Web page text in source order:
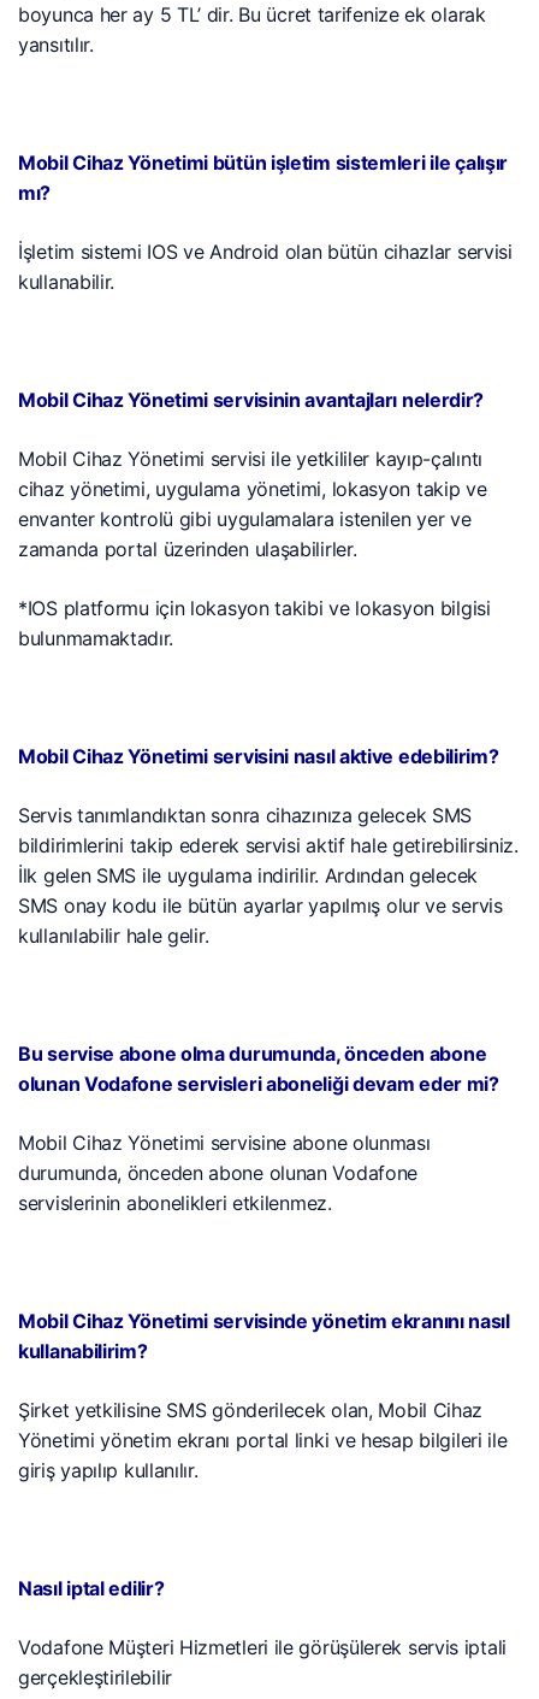
boyunca her ay 5 TL’ dir. Bu ücret tarifenize ek olarak
yansıtılır.
Mobil Cihaz Yönetimi bütün işletim sistemleri ile çalışır
mı?
İşletim sistemi IOS ve Android olan bütün cihazlar servisi
kullanabilir.
Mobil Cihaz Yönetimi servisinin avantajları nelerdir?
Mobil Cihaz Yönetimi servisi ile yetkililer kayıp-çalıntı
cihaz yönetimi, uygulama yönetimi, lokasyon takip ve
envanter kontrolü gibi uygulamalara istenilen yer ve
zamanda portal üzerinden ulaşabilirler.
*IOS platformu için lokasyon takibi ve lokasyon bilgisi
bulunmamaktadır.
Mobil Cihaz Yönetimi servisini nasıl aktive edebilirim?
Servis tanımlandıktan sonra cihazınıza gelecek SMS
bildirimlerini takip ederek servisi aktif hale getirebilirsiniz.
İlk gelen SMS ile uygulama indirilir. Ardından gelecek
SMS onay kodu ile bütün ayarlar yapılmış olur ve servis
kullanılabilir hale gelir.
Bu servise abone olma durumunda, önceden abone
olunan Vodafone servisleri aboneliği devam eder mi?
Mobil Cihaz Yönetimi servisine abone olunması
durumunda, önceden abone olunan Vodafone
servislerinin abonelikleri etkilenmez.
Mobil Cihaz Yönetimi servisinde yönetim ekranını nasıl
kullanabilirim?
Şirket yetkilisine SMS gönderilecek olan, Mobil Cihaz
Yönetimi yönetim ekranı portal linki ve hesap bilgileri ile
giriş yapılıp kullanılır.
Nasıl iptal edilir?
Vodafone Müşteri Hizmetleri ile görüşülerek servis iptali
gerçekleştirilebilir